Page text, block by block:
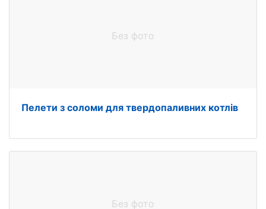
Без фото
Пелети з соломи для твердопаливних котлів
Без фото